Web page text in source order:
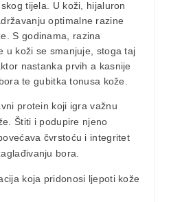
tijela. U koži, hijaluron
optimalne razine
S godinama, razina
u koži se smanjuje, stoga taj
nastanka prvih a kasnije
te gubitka tonusa kože.
protein koji igra važnu
Štiti i podupire njeno
čvrstoću i integritet
bora.
koja pridonosi ljepoti kože